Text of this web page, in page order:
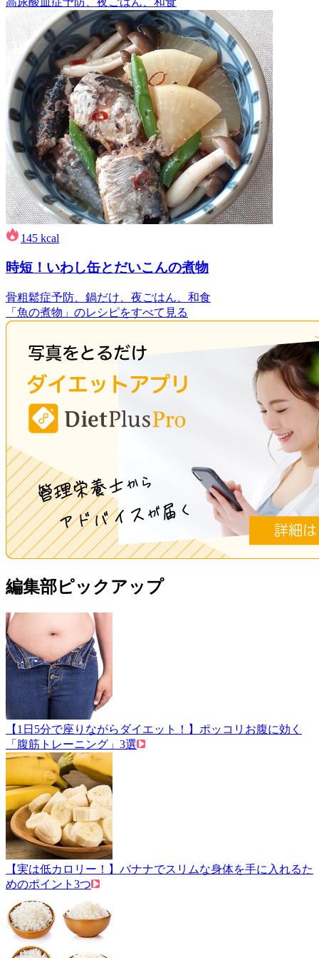
145 kcal
時短！いわし缶とだいこんの煮物
骨粗鬆症予防、鍋だけ、夜ごはん、和食
「魚の煮物」のレシピをすべて見る
編集部ピックアップ
【1日5分で座りながらダイエット！】ポッコリお腹に効く
「腹筋トレーニング」3選
【実は低カロリー！】バナナでスリムな身体を手に入れるた
めのポイント3つ